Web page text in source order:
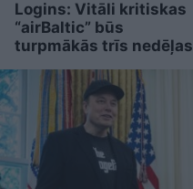
Logins: Vitāli kritiskas
“airBaltic” būs
turpmākās trīs nedēļas